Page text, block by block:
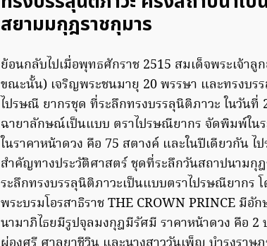
สยามมกุฎราชกุมาร
ย้อนกลับไปเมื่อพุทธศักราช 2515 สมเด็จพระเจ้าลู
ขณะนั้น) เจริญพระชนมายุ 20 พรรษา และทรงบร
ไปรษณี ยากรชุด ที่ระลึกทรงบรรลุนิติภาวะ ในวัน
ฉายาลักษณ์เป็นแบบ ตราไปรษณียากร จัดพิมพ์ใน
ในราคาหน้าดวง คือ 75 สตางค์ และในปีเดียวกัน
สำคัญทางประวัติศาสตร์ ชุดที่ระลึกวันสถาปนามกุ
ระลึกทรงบรรลุนิติภาวะเป็นแบบตราไปรษณียากร
พระบรมโอรสาธิราช THE CROWN PRINCE มีอั
นามาภิไธยมีรูปจุลมงกุฎมีรัศมี ราคาหน้าดวง คือ